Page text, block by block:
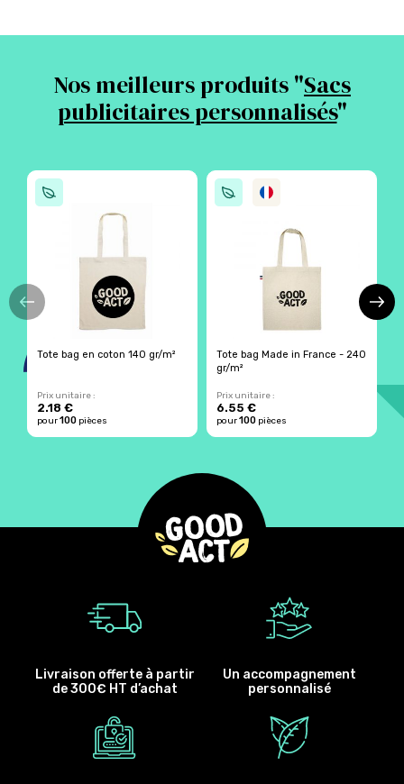
Nos meilleurs produits "Sacs
publicitaires personnalisés"
Tote bag en coton 140 gr/m²
Prix unitaire :
2.18 €
pour100 pièces
Tote bag Made in France - 240
gr/m²
Prix unitaire :
6.55 €
pour100 pièces
Livraison offerte à partir
de 300€ HT d’achat
Un accompagnement
personnalisé